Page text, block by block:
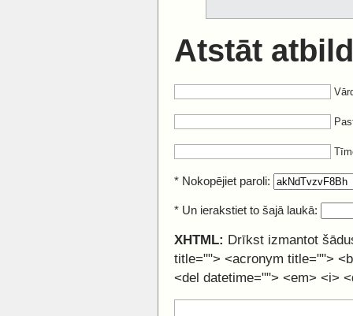
Atstāt
* Nokopējiet paroli:
* Un ierakstiet to šajā laukā:
XHTML: Drīkst izmantot
title=""> <acronym title="">
<del datetime=""> <em> <i>